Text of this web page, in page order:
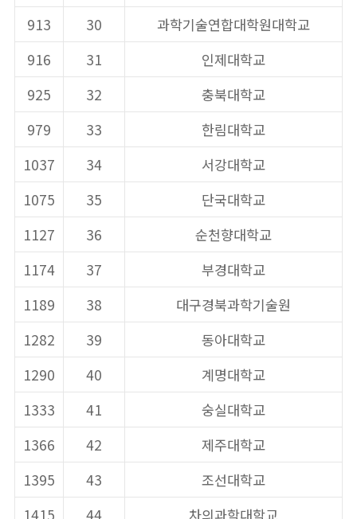
913
30
과학기술연합대학원대학교
916
31
인제대학교
925
32
충북대학교
979
33
한림대학교
1037
34
서강대학교
1075
35
단국대학교
1127
36
순천향대학교
1174
37
부경대학교
1189
38
대구경북과학기술원
1282
39
동아대학교
1290
40
계명대학교
1333
41
숭실대학교
1366
42
제주대학교
1395
43
조선대학교
1415
44
차의과학대학교